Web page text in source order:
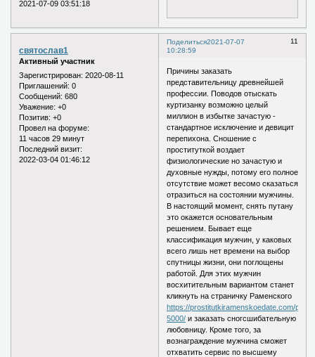
2021-07-09 03:51:18
Поделиться 11
2021-07-07
10:28:59
святослав1
Активный участник
Зарегистрирован: 2020-08-11
Приглашений: 0
Сообщений: 680
Уважение: +0
Позитив: +0
Провел на форуме:
11 часов 29 минут
Последний визит:
2022-03-04 01:46:12
Причины заказать
представительницу древнейшей
профессии. Поводов отыскать
куртизанку возможно целый
миллион в избытке зачастую -
стандартное исключение и девицит
перепихона. Сношение с
проституткой воздает
физиологические но зачастую и
духовные нужды, потому его полное
отсутствие может весомо сказаться
отразиться на состоянии мужчины.
В настоящий момент, снять путану
это окажется основательным
решением. Бывает еще
классификация мужчин, у каковых
всего лишь нет времени на выбор
спутницы жизни, они поглощены
работой. Для этих мужчин
восхитительным вариантом станет
кликнуть на страничку Раменского
https://prostitutkiramenskoedate.com/
5000/ и заказать сногсшибательную
любовницу. Кроме того, за
вознаграждение мужчина сможет
отхватить сервис по высшему